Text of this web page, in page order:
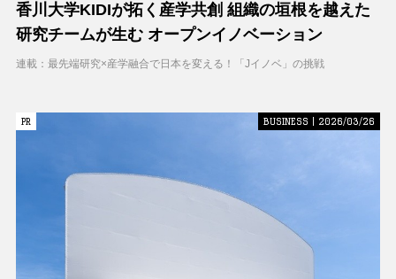
香川大学KIDIが拓く産学共創 組織の垣根を越えた
研究チームが生む オープンイノベーション
連載：最先端研究×産学融合で日本を変える！「Jイノベ」の挑戦
PR
PR BUSINESS | 2026/03/26